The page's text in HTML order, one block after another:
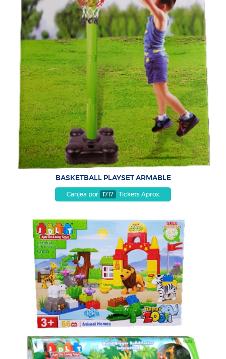
BASKETBALL PLAYSET ARMABLE
Canjea por 1717 Tickets Aprox.